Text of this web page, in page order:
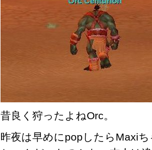
昔良く狩ったよねOrc。
昨夜は早めにpopしたらMaxi